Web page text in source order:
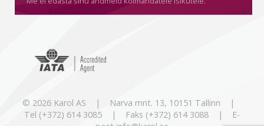
© 2026 Karol AS | Narva mnt. 13, 10151 Tallinn |
Tel (+372) 614 3085 | Faks (+372) 614 3088 | E-